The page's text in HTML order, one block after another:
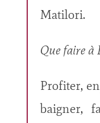
Matilori.
Que faire à
Profiter,
baigner,